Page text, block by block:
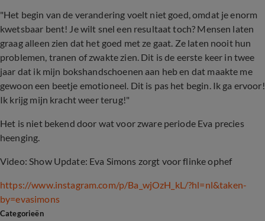
"Het begin van de verandering voelt niet goed, omdat je enorm
kwetsbaar bent! Je wilt snel een resultaat toch? Mensen laten
graag alleen zien dat het goed met ze gaat. Ze laten nooit hun
problemen, tranen of zwakte zien. Dit is de eerste keer in twee
jaar dat ik mijn bokshandschoenen aan heb en dat maakte me
gewoon een beetje emotioneel. Dit is pas het begin. Ik ga ervoor!
Ik krijg mijn kracht weer terug!"
Het is niet bekend door wat voor zware periode Eva precies
heenging.
Video: Show Update: Eva Simons zorgt voor flinke ophef
https://www.instagram.com/p/Ba_wjOzH_kL/?hl=nl&taken-
by=evasimons
Categorieën